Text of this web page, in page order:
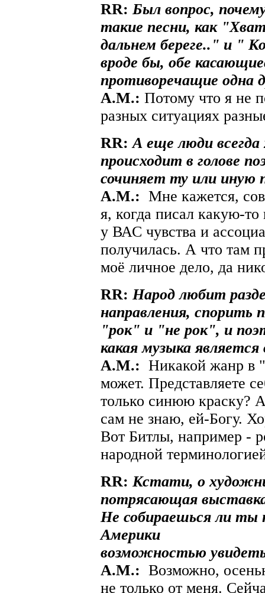
RR: Был вопрос,
такие песни, как
дальнем береге.." и "
вроде бы, обе
противоречащие одна
A.М.: Потому что я не
разных ситуациях
RR: А еще люди
происходит в голове
сочиняет ту или иную
A.М.: Мне кажется,
я, когда писал какую-
у ВАС чувства и
получилась. А что там
моё личное дело, да
RR: Народ любит
направления, спорить
"рок" и "не рок", и
какая музыка
A.М.: Никакой жанр в
может. Представляете
только синюю краску?
сам не знаю, ей-Богу.
Вот Битлы, например -
народной
RR: Кстати, о
потрясающая
Не собираешься ли ты
Америки
возможностью
A.М.: Возможно,
не только от меня.